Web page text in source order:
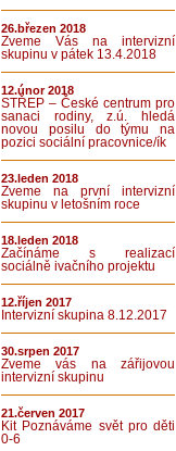
26.březen 2018
Zveme Vás na intervizní
skupinu v pátek 13.4.2018
12.únor 2018
STŘEP – České centrum pro
sanaci rodiny, z.ú. hledá
novou posilu do týmu na
pozici sociální pracovnice/ík
23.leden 2018
Zveme na první intervizní
skupinu v letošním roce
18.leden 2018
Začínáme s realizací
sociálně ivačního projektu
12.říjen 2017
Intervizní skupina 8.12.2017
30.srpen 2017
Zveme vás na zářijovou
intervizní skupinu
21.červen 2017
Kit Poznáváme svět pro děti
0-6